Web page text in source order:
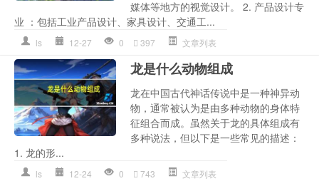
媒体等地方的视觉设计。 2. 产品设计专
业 ：包括工业产品设计、家具设计、交通工...
ls 12-27 0 397 文章列表
龙是什么动物组成
龙在中国古代神话传说中是一种神异动
物，通常被认为是由多种动物的身体特
征组合而成。虽然关于龙的具体组成有
多种说法，但以下是一些常见的描述：
1. 龙的形...
ls 12-24 0 743 文章列表